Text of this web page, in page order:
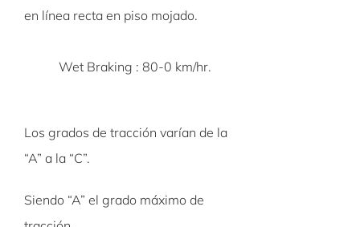
en línea recta en piso mojado.
Wet Braking : 80-0 km/hr.
Los grados de tracción varían de la
“A” a la “C”.
Siendo “A” el grado máximo de